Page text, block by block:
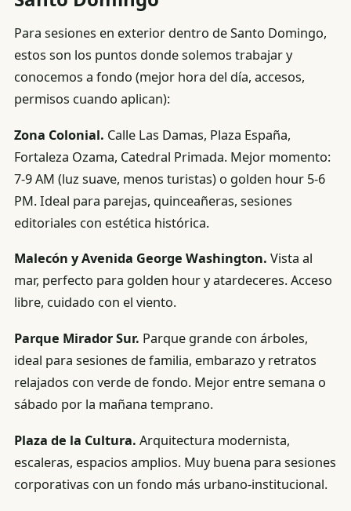
Para sesiones en exterior dentro de Santo Domingo,
estos son los puntos donde solemos trabajar y
conocemos a fondo (mejor hora del día, accesos,
permisos cuando aplican):
Zona Colonial. Calle Las Damas, Plaza España,
Fortaleza Ozama, Catedral Primada. Mejor momento:
7-9 AM (luz suave, menos turistas) o golden hour 5-6
PM. Ideal para parejas, quinceañeras, sesiones
editoriales con estética histórica.
Malecón y Avenida George Washington. Vista al
mar, perfecto para golden hour y atardeceres. Acceso
libre, cuidado con el viento.
Parque Mirador Sur. Parque grande con árboles,
ideal para sesiones de familia, embarazo y retratos
relajados con verde de fondo. Mejor entre semana o
sábado por la mañana temprano.
Plaza de la Cultura. Arquitectura modernista,
escaleras, espacios amplios. Muy buena para sesiones
corporativas con un fondo más urbano-institucional.